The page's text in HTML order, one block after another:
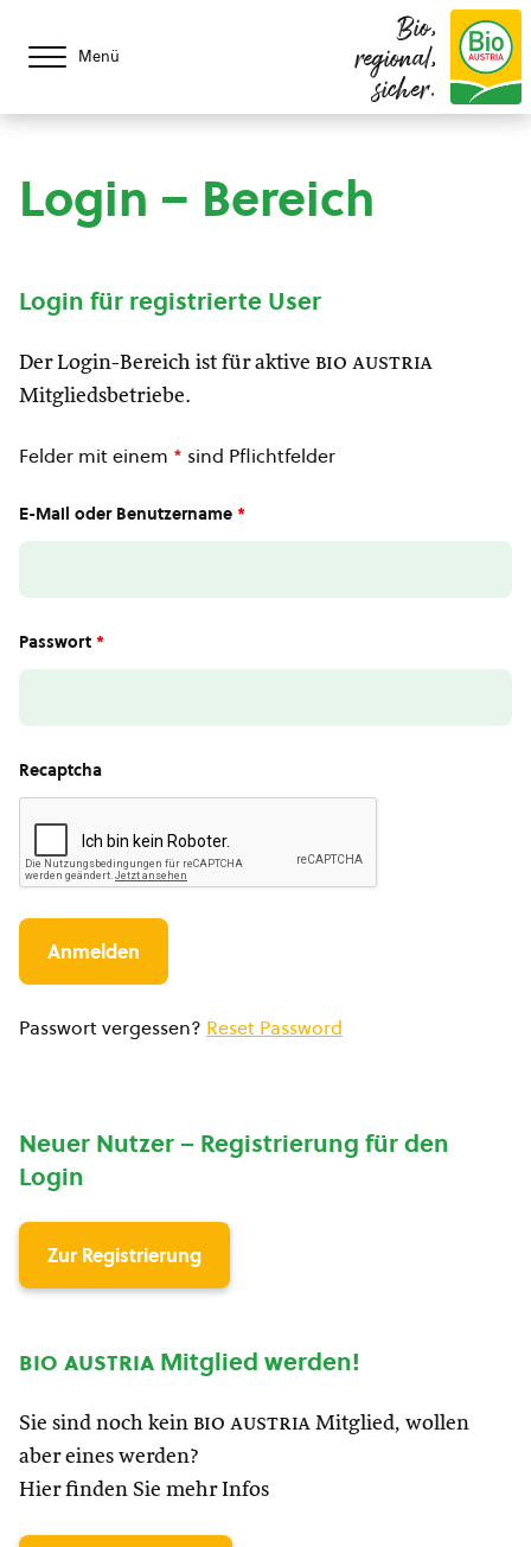
Menü
Bio,
regional,
sicher.
Login – Bereich
Login für registrierte User
Der Login-Bereich ist für aktive bio austria
Mitgliedsbetriebe.
Felder mit einem * sind Pflichtfelder
E-Mail oder Benutzername *
Passwort *
Recaptcha
Passwort vergessen? Reset Password
Neuer Nutzer – Registrierung für den
Login
Zur Registrierung
bio austria Mitglied werden!
Sie sind noch kein bio austria Mitglied, wollen
aber eines werden?
Hier finden Sie mehr Infos